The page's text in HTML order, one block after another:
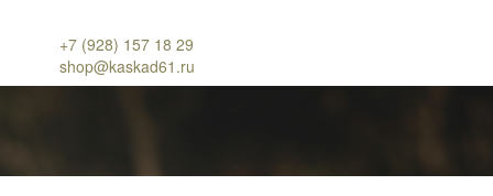
+7 (928) 157 18 29
shop@kaskad61.ru